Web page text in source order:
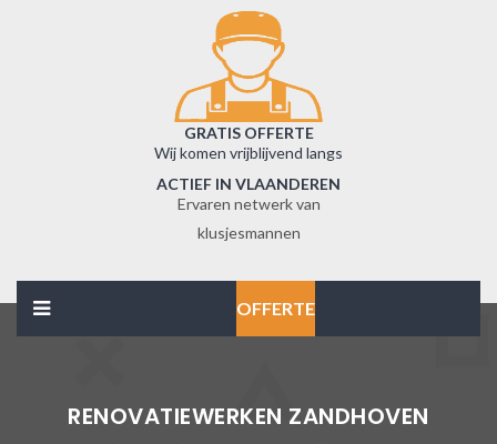
GRATIS OFFERTE
Wij komen vrijblijvend langs
ACTIEF IN VLAANDEREN
Ervaren netwerk van
klusjesmannen
OFFERTE
RENOVATIEWERKEN ZANDHOVEN